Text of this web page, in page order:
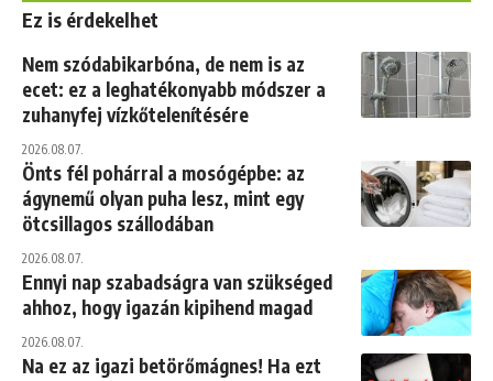
Ez is érdekelhet
Nem szódabikarbóna, de nem is az
ecet: ez a leghatékonyabb módszer a
zuhanyfej vízkőtelenítésére
2026.08.07.
Önts fél pohárral a mosógépbe: az
ágynemű olyan puha lesz, mint egy
ötcsillagos szállodában
2026.08.07.
Ennyi nap szabadságra van szükséged
ahhoz, hogy igazán kipihend magad
2026.08.07.
Na ez az igazi betörőmágnes! Ha ezt